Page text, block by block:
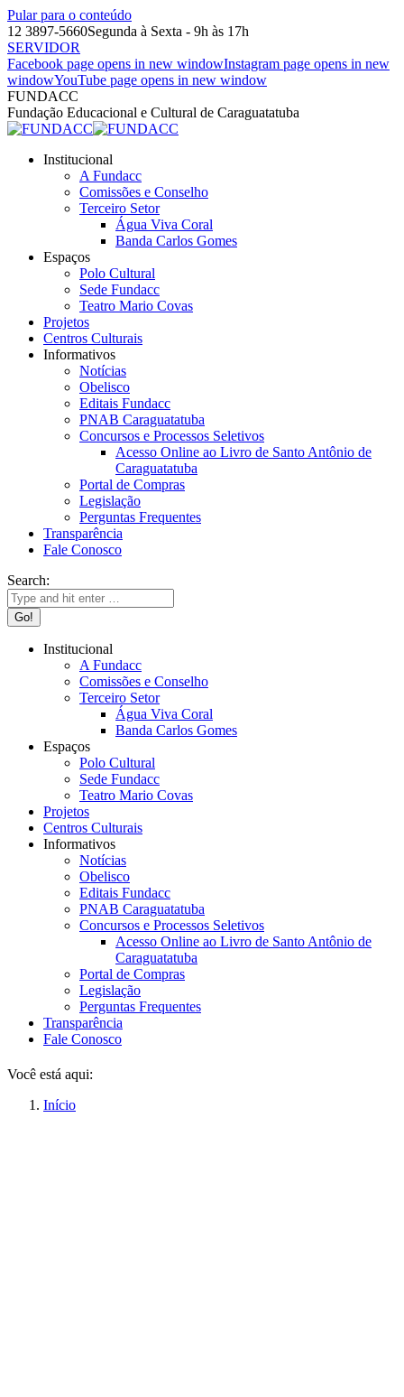
Pular para o conteúdo
12 3897-5660Segunda à Sexta - 9h às 17h
SERVIDOR
Facebook page opens in new windowInstagram page opens in new
windowYouTube page opens in new window
FUNDACC
Fundação Educacional e Cultural de Caraguatatuba
Institucional
A Fundacc
Comissões e Conselho
Terceiro Setor
Água Viva Coral
Banda Carlos Gomes
Espaços
Polo Cultural
Sede Fundacc
Teatro Mario Covas
Projetos
Centros Culturais
Informativos
Notícias
Obelisco
Editais Fundacc
PNAB Caraguatatuba
Concursos e Processos Seletivos
Acesso Online ao Livro de Santo Antônio de
Caraguatatuba
Portal de Compras
Legislação
Perguntas Frequentes
Transparência
Fale Conosco
Search:
Institucional
A Fundacc
Comissões e Conselho
Terceiro Setor
Água Viva Coral
Banda Carlos Gomes
Espaços
Polo Cultural
Sede Fundacc
Teatro Mario Covas
Projetos
Centros Culturais
Informativos
Notícias
Obelisco
Editais Fundacc
PNAB Caraguatatuba
Concursos e Processos Seletivos
Acesso Online ao Livro de Santo Antônio de
Caraguatatuba
Portal de Compras
Legislação
Perguntas Frequentes
Transparência
Fale Conosco
Você está aqui:
Início